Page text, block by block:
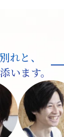
れと、
います。